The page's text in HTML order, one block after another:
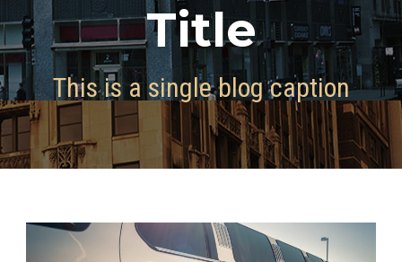
Title
This is a single blog caption